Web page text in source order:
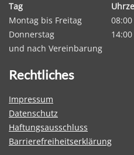
Tag
Montag bis Freitag
Donnerstag
und nach Vereinbarung
Rechtliches
Impressum
Datenschutz
Haftungsausschluss
Barrierefreiheitserklärung